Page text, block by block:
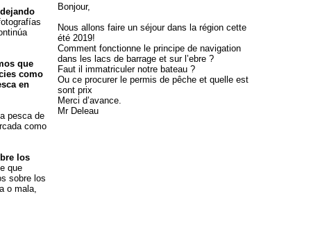
que
como
en
pesca de
como
los
que
sobre los
o mala,
Bonjour,
Nous allons faire un séjour dans la région cette
été 2019!
Comment fonctionne le principe de navigation
dans les lacs de barrage et sur l’ebre ?
Faut il immatriculer notre bateau ?
Ou ce procurer le permis de pêche et quelle est
sont prix
Merci d’avance.
Mr Deleau